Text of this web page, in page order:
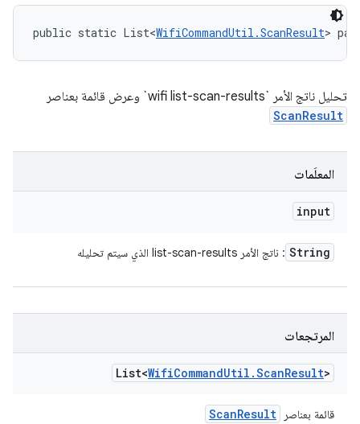
public static List<WifiCommandUtil.ScanResult>
تحليل ناتج الأمر `wifi list-scan-results` وعرض قائمة بعناصر
ScanResult
المعلَمات
input
String : ناتج الأمر list-scan-results الذي سيتم تحليله
المرتجعات
List<WifiCommandUtil .ScanResult>
قائمة بعناصر ScanResult